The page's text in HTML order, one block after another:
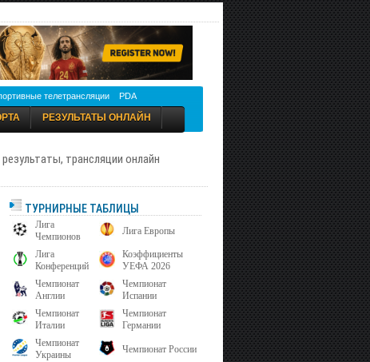
телетрансляции PDA
РЕЗУЛЬТАТЫ ОНЛАЙН
трансляции онлайн
ТУРНИРНЫЕ ТАБЛИЦЫ
Лига
Чемпионов
Лига Европы
Лига
Конференций
Коэффициенты
УЕФА 2026
Чемпионат
Англии
Чемпионат
Испании
Чемпионат
Италии
Чемпионат
Германии
Чемпионат
Украины
Чемпионат России